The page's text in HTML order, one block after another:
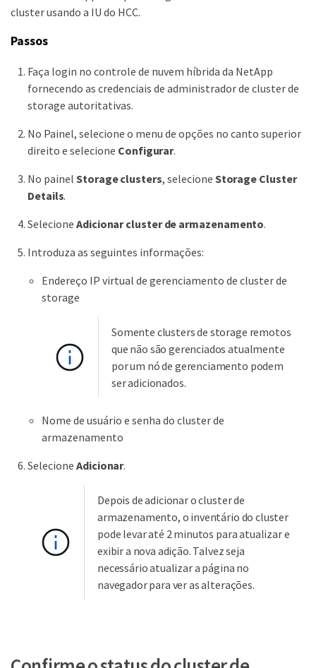
cluster usando a IU do HCC.
Passos
Faça login no controle de nuvem híbrida da NetApp
fornecendo as credenciais de administrador de cluster de
storage autoritativas.
No Painel, selecione o menu de opções no canto superior
direito e selecione Configurar.
No painel Storage clusters, selecione Storage Cluster
Details.
Selecione Adicionar cluster de armazenamento.
Introduza as seguintes informações:
Endereço IP virtual de gerenciamento de cluster de
storage
Somente clusters de storage remotos
que não são gerenciados atualmente
por um nó de gerenciamento podem
ser adicionados.
Nome de usuário e senha do cluster de
armazenamento
Selecione Adicionar.
Depois de adicionar o cluster de
armazenamento, o inventário do cluster
pode levar até 2 minutos para atualizar e
exibir a nova adição. Talvez seja
necessário atualizar a página no
navegador para ver as alterações.